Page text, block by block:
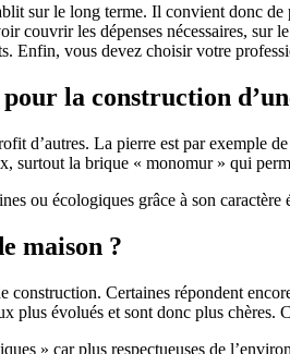
sur le long terme. Il convient donc
couvrir les dépenses nécessaires,
Enfin, vous devez choisir votre
la construction
d’autres. La pierre est par exemple
surtout la brique « monomur » qui
ou écologiques grâce à son
maison ?
Certaines répondent
plus évolués et sont donc plus
» car plus respectueuses de